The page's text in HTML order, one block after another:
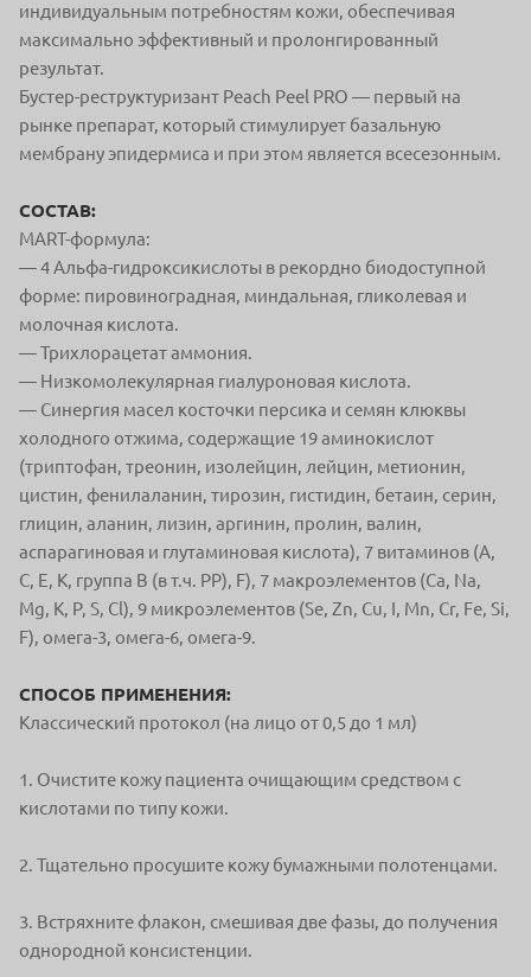
индивидуальным потребностям кожи, обеспечивая
максимально эффективный и пролонгированный
результат.
Бустер-реструктуризант Peach Peel PRO — первый на
рынке препарат, который стимулирует базальную
мембрану эпидермиса и при этом является всесезонным.
СОСТАВ:
MART-формула:
— 4 Альфа-гидроксикиcлоты в рекордно биодоступной
форме: пировиноградная, миндальная, гликолевая и
молочная кислота.
— Трихлорацетат аммония.
— Низкомолекулярная гиалуроновая кислота.
— Синергия масел косточки персика и семян клюквы
холодного отжима, содержащие 19 аминокислот
(триптофан, треонин, изолейцин, лейцин, метионин,
цистин, фенилаланин, тирозин, гистидин, бетаин, серин,
глицин, аланин, лизин, аргинин, пролин, валин,
аспарагиновая и глутаминовая кислота), 7 витаминов (А,
С, Е, К, группа В (в т.ч. РР), F), 7 макроэлементов (Ca, Na,
Mg, K, P, S, Cl), 9 микроэлементов (Se, Zn, Cu, I, Mn, Cr, Fe, Si,
F), омега-3, омега-6, омега-9.
СПОСОБ ПРИМЕНЕНИЯ:
Классический протокол (на лицо от 0,5 до 1 мл)
1. Очистите кожу пациента очищающим средством с
кислотами по типу кожи.
2. Тщательно просушите кожу бумажными полотенцами.
3. Встряхните флакон, смешивая две фазы, до получения
однородной консистенции.